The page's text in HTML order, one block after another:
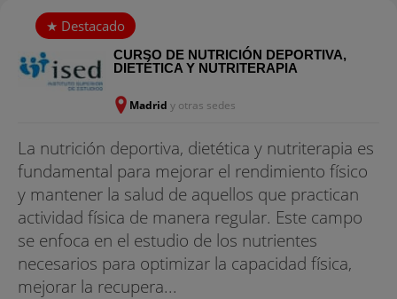
CURSO DE NUTRICIÓN DEPORTIVA,
DIETÉTICA Y NUTRITERAPIA
Madrid y otras sedes
La nutrición deportiva, dietética y nutriterapia es
fundamental para mejorar el rendimiento físico
y mantener la salud de aquellos que practican
actividad física de manera regular. Este campo
se enfoca en el estudio de los nutrientes
necesarios para optimizar la capacidad física,
mejorar la recupera...